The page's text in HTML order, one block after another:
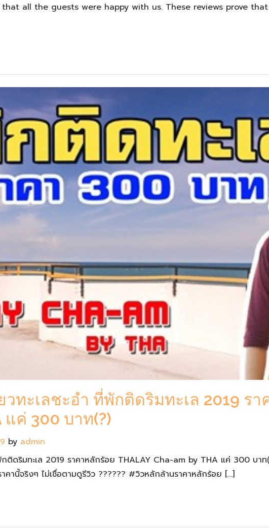
that all the guests were happy with us. These reviews prove
วทะเลชะอำ ที่พักติดริมทะเล 2019 ร
แค่ 300 บาท(?)
by admin
พักติดริมทะเล 2019 ราคาหลักร้อย THALAY Cha-am by THA แค่ 300 บ
คานี้จริงๆ ไม่เชื่อตามดูรีวิว ?????? #วิวหลักล้านราคาหลักร้อย […]